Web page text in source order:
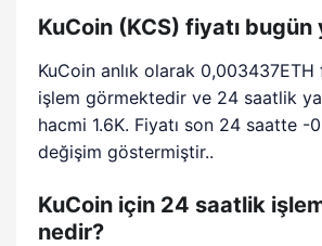
KuCoin (KCS) fiyatı
KuCoin anlık olarak 0,003437ETH
işlem görmektedir ve 24 saatlik
hacmi 1.6K. Fiyatı son 24 saatte -
değişim göstermiştir..
KuCoin için 24 saatlik
nedir?